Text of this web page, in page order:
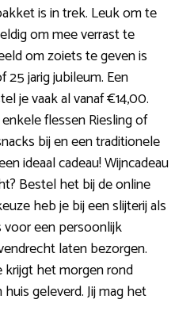
is in trek. Leuk om te
om mee verrast te
om zoiets te geven is
jarig jubileum. Een
je vaak al vanaf €14,00.
flessen Riesling of
bij en een traditionele
ideaal cadeau! Wijncadeau
Bestel het bij de online
heb je bij een slijterij als
een persoonlijk
laten bezorgen.
krijgt het morgen rond
geleverd. Jij mag het